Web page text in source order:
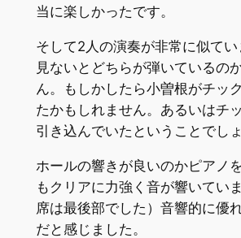
当に楽しかったです。
そして2人の演奏が非常に似て
見ないとどちらが弾いているの
ん。もしかしたら小曽根がチッ
たかもしれません。あるいはチ
引き込んでいたということでし
ホールの響きが良いのかピアノ
もクリアに力強く音が響いてい
席は最後部でした）音響的に優
だと感じました。